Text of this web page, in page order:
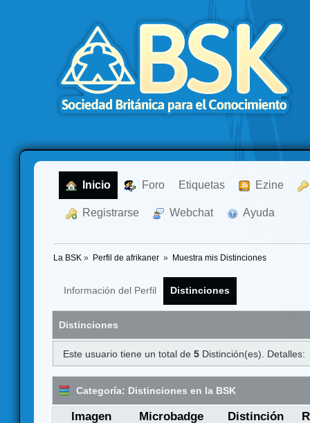
Inicio Foro Etiquetas Ezine
Registrarse Webchat Ayuda
La BSK » Perfil de afrikaner » Muestra mis Distinciones
Información del Perfil Distinciones
Distinciones
Este usuario tiene un total de5 Distinción(es). Detalles:
Categoría: Distinciones en la BSK
Imagen Microbadge Distinción